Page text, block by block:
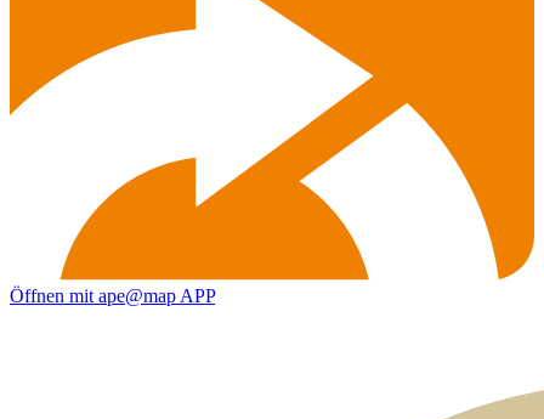
Öffnen mit ape@map APP